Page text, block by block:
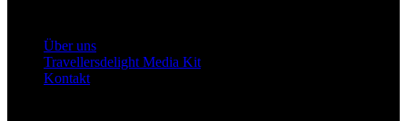
Über uns
Travellersdelight Media Kit
Kontakt